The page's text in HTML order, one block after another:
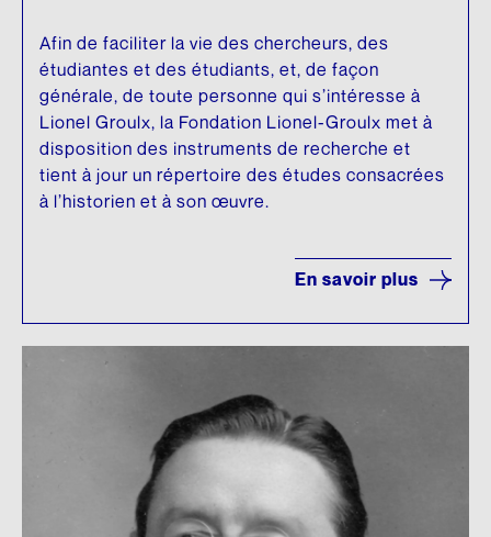
Afin de faciliter la vie des chercheurs, des
étudiantes et des étudiants, et, de façon
générale, de toute personne qui s’intéresse à
Lionel Groulx, la Fondation Lionel-Groulx met à
disposition des instruments de recherche et
tient à jour un répertoire des études consacrées
à l’historien et à son œuvre.
En savoir plus